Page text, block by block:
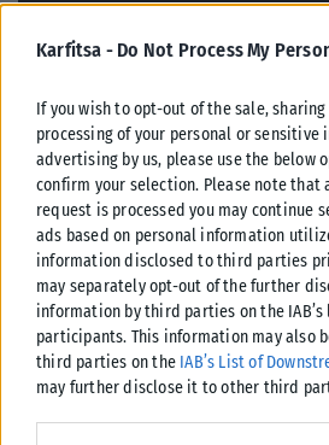
Karfitsa - Do Not Process My
If you wish to opt-out of the sale,
processing of your personal or
advertising by us, please use the below
confirm your selection. Please note that
request is processed you may continue
ads based on personal information
information disclosed to third parties
may separately opt-out of the further
information by third parties on the
participants. This information may also
third parties on the IAB’s List of
may further disclose it to other third
Please note that this website/app uses
Tags: My Number One our Face Sounds